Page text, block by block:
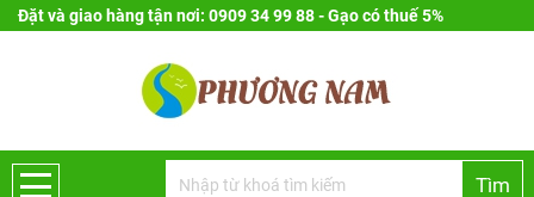
Đặt và giao hàng tận nơi: 0909 34 99 88 - Gạo có thuế 5%
Tìm